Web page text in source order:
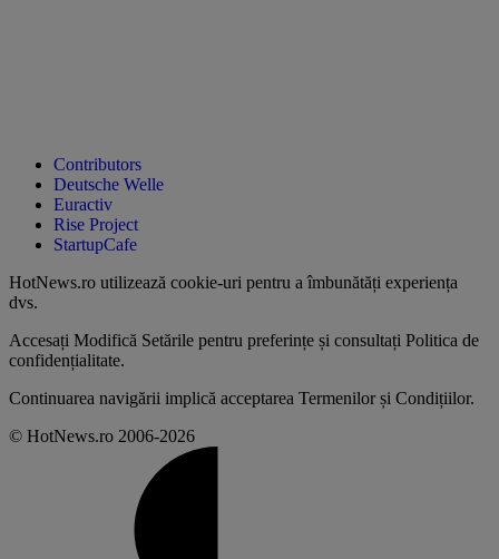
Contributors
Deutsche Welle
Euractiv
Rise Project
StartupCafe
HotNews.ro utilizează cookie-uri pentru a îmbunătăți experiența
dvs.
Accesați Modifică Setările pentru preferințe și consultați Politica de
confidențialitate.
Continuarea navigării implică acceptarea Termenilor și Condițiilor.
© HotNews.ro 2006-2026